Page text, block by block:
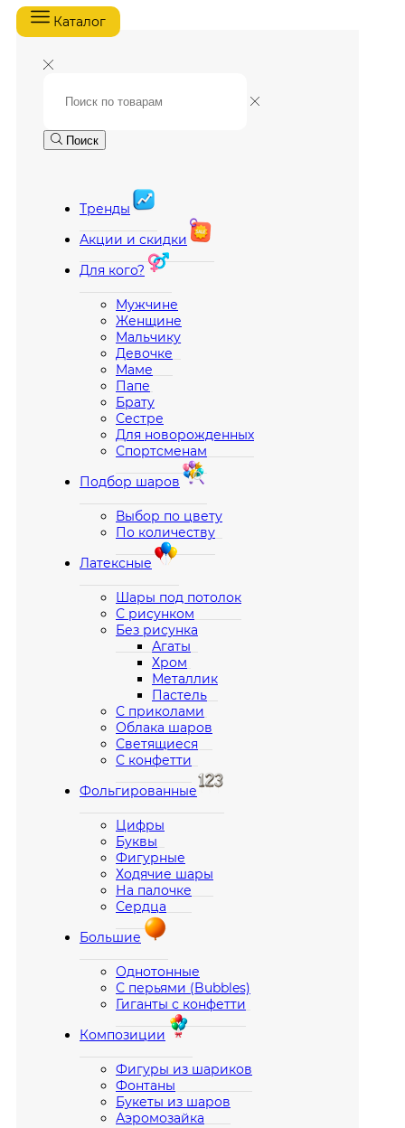
Каталог
Поиск
Тренды
Акции и скидки
Для кого?
Мужчине
Женщине
Мальчику
Девочке
Маме
Папе
Брату
Сестре
Для новорожденных
Спортсменам
Подбор шаров
Выбор по цвету
По количеству
Латексные
Шары под потолок
С рисунком
Без рисунка
Агаты
Хром
Металлик
Пастель
С приколами
Облака шаров
Светящиеся
С конфетти
Фольгированные
Цифры
Буквы
Фигурные
Ходячие шары
На палочке
Сердца
Большие
Однотонные
С перьями (Bubbles)
Гиганты с конфетти
Композиции
Фигуры из шариков
Фонтаны
Букеты из шаров
Аэромозайка